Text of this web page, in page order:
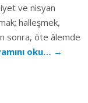
ve nisyan
halleşmek,
sonra, öte âlemde
oku… →